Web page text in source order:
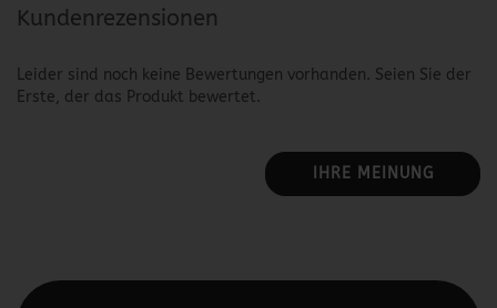
Kundenrezensionen
Leider sind noch keine Bewertungen vorhanden. Seien Sie der
Erste, der das Produkt bewertet.
IHRE MEINUNG